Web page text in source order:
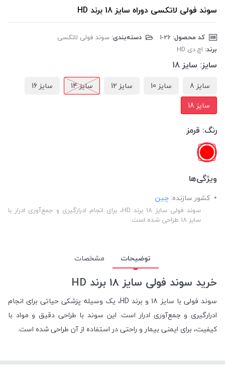
سوند فولی لاتکسی دوراه سایز 18 برند HD
کد محصول: دسته‌بندی: سوند فولی لاتکسی
برند: اچ دی HD
سایز: سایز 18
سایز 8 سایز 10 سایز 12 سایز 14
سایز 16
سایز 18
رنگ: قرمز
ویژگی‌ها
کشور سازنده: چین
سوند فولی سایز 18 برند HD، برای انجام ادرارگیری و جمع‌آوری ادرار با
سایز 18 طراحی شده است.
توضیحات مشخصات
خرید سوند فولی سایز 18 برند HD
سوند فولی با سایز 18 و برند HD، یک وسیله پزشکی حیاتی برای انجام
ادرارگیری و جمع‌آوری ادرار است. این سوند با طراحی دقیق و مواد با
کیفیت، برای ایمنی بیمار و راحتی در استفاده از آن طراحی شده است.